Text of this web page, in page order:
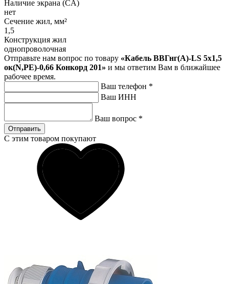
Наличие экрана (CA)
нет
Сечение жил, мм²
1,5
Конструкция жил
однопроволочная
Отправьте нам вопрос по товару «Кабель ВВГнг(A)-LS 5х1,5
ок(N,PE)-0,66 Конкорд 201» и мы ответим Вам в ближайшее
рабочее время.
Ваш телефон *
Ваш ИНН
Ваш вопрос *
Отправить
С этим товаром покупают